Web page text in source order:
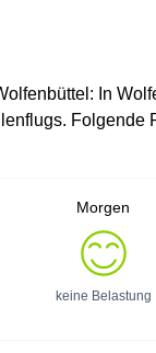
In
Folgende
Morgen
keine Belastung